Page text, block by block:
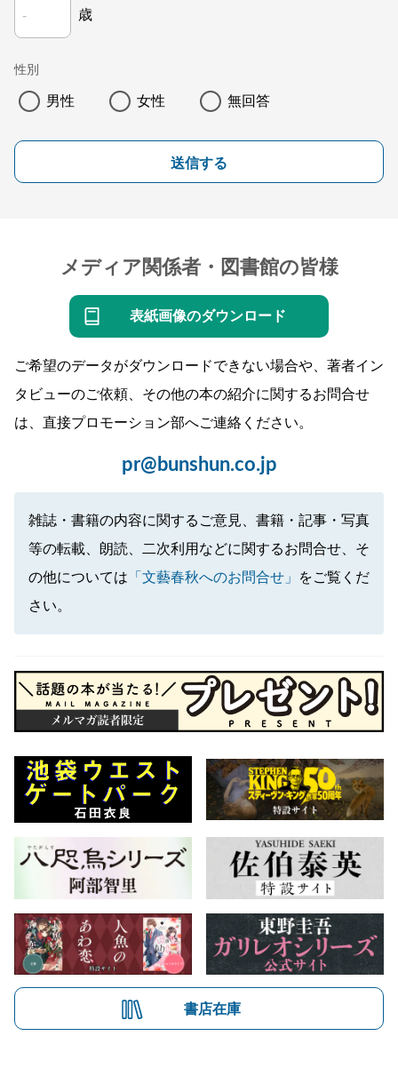
歳
性別
男性 女性 無回答
送信する
メディア関係者・図書館の皆様
表紙画像のダウンロード
ご希望のデータがダウンロードできない場合や、著者イン
タビューのご依頼、その他の本の紹介に関するお問合せ
は、直接プロモーション部へご連絡ください。
pr@bunshun.co.jp
雑誌・書籍の内容に関するご意見、書籍・記事・写真
等の転載、朗読、二次利用などに関するお問合せ、そ
の他については 「文藝春秋へのお問合せ」
をご覧くだ
さい。
書店在庫